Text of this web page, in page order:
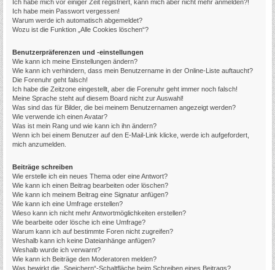
Ich habe mich vor einiger Zeit registriert, kann mich aber nicht mehr anmelden?!
Ich habe mein Passwort vergessen!
Warum werde ich automatisch abgemeldet?
Wozu ist die Funktion „Alle Cookies löschen“?
Benutzerpräferenzen und -einstellungen
Wie kann ich meine Einstellungen ändern?
Wie kann ich verhindern, dass mein Benutzername in der Online-Liste auftaucht?
Die Forenuhr geht falsch!
Ich habe die Zeitzone eingestellt, aber die Forenuhr geht immer noch falsch!
Meine Sprache steht auf diesem Board nicht zur Auswahl!
Was sind das für Bilder, die bei meinem Benutzernamen angezeigt werden?
Wie verwende ich einen Avatar?
Was ist mein Rang und wie kann ich ihn ändern?
Wenn ich bei einem Benutzer auf den E-Mail-Link klicke, werde ich aufgefordert,
mich anzumelden.
Beiträge schreiben
Wie erstelle ich ein neues Thema oder eine Antwort?
Wie kann ich einen Beitrag bearbeiten oder löschen?
Wie kann ich meinem Beitrag eine Signatur anfügen?
Wie kann ich eine Umfrage erstellen?
Wieso kann ich nicht mehr Antwortmöglichkeiten erstellen?
Wie bearbeite oder lösche ich eine Umfrage?
Warum kann ich auf bestimmte Foren nicht zugreifen?
Weshalb kann ich keine Dateianhänge anfügen?
Weshalb wurde ich verwarnt?
Wie kann ich Beiträge den Moderatoren melden?
Was bewirkt die „Speichern“-Schaltfläche beim Schreiben eines Beitrags?